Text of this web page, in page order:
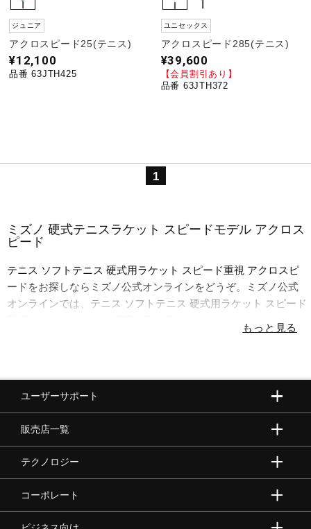
ソフトボール
ライフスタイルグッズ
寝具／ミズノスリープ
アウトドア／レイン
サポーター
ジュニア
アクロスピード25(テニス)
¥12,100
品番 63JTH425
ユニセックス
アクロスピード285(テニス)
¥39,600
【会員割引あり】
品番 63JTH372
1
ミズノ 硬式テニスラケット スピードモデル アクロス
ピード
テニス ソフトテニス 硬式用ラケット スピード重視 アクロスピ
ードをお探しならミズノ公式オンラインをどうぞ。ミズノ公式
オンラインでは、テニス ソフトテニス 硬式用ラケット スピード
ユーザーサポート
販売店一覧
テクノロジー
コーポレート